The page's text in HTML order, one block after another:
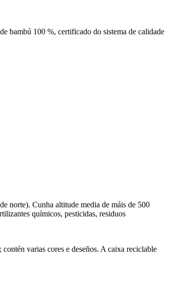
bambú 100 %, certificado do sistema de calidade
norte). Cunha altitude media de máis de 500
químicos, pesticidas, residuos
varias cores e deseños. A caixa reciclable